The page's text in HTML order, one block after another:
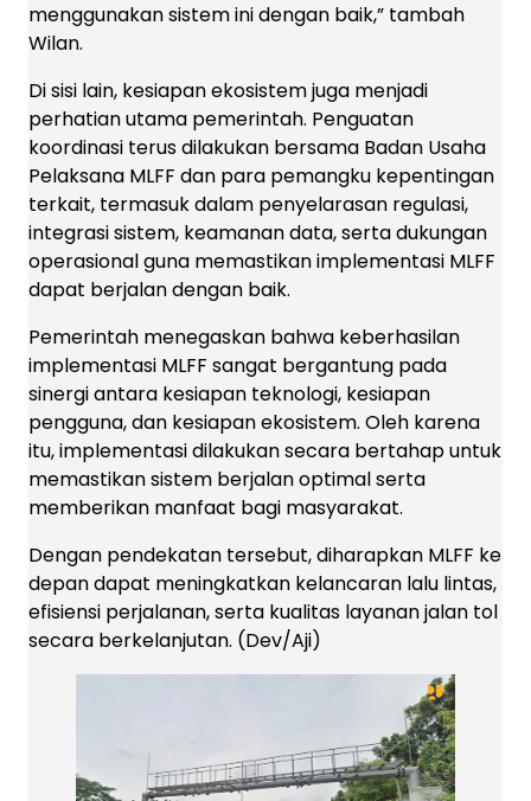
menggunakan sistem ini dengan baik,” tambah
Wilan.
Di sisi lain, kesiapan ekosistem juga menjadi
perhatian utama pemerintah. Penguatan
koordinasi terus dilakukan bersama Badan Usaha
Pelaksana MLFF dan para pemangku kepentingan
terkait, termasuk dalam penyelarasan regulasi,
integrasi sistem, keamanan data, serta dukungan
operasional guna memastikan implementasi MLFF
dapat berjalan dengan baik.
Pemerintah menegaskan bahwa keberhasilan
implementasi MLFF sangat bergantung pada
sinergi antara kesiapan teknologi, kesiapan
pengguna, dan kesiapan ekosistem. Oleh karena
itu, implementasi dilakukan secara bertahap untuk
memastikan sistem berjalan optimal serta
memberikan manfaat bagi masyarakat.
Dengan pendekatan tersebut, diharapkan MLFF ke
depan dapat meningkatkan kelancaran lalu lintas,
efisiensi perjalanan, serta kualitas layanan jalan tol
secara berkelanjutan. (Dev/Aji)